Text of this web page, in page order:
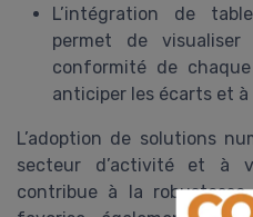
L’intégration de
permet de
conformité de
anticiper les écarts et
L’adoption de solutions
secteur d’activité et à
contribue à la